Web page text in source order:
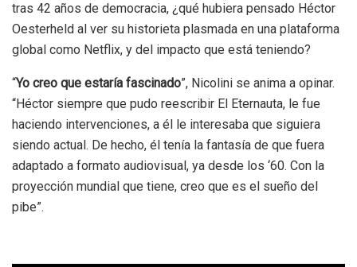
tras 42 años de democracia, ¿qué hubiera pensado Héctor
Oesterheld al ver su historieta plasmada en una plataforma
global como Netflix, y del impacto que está teniendo?
“Yo creo que estaría fascinado”, Nicolini se anima a opinar.
“Héctor siempre que pudo reescribir El Eternauta, le fue
haciendo intervenciones, a él le interesaba que siguiera
siendo actual. De hecho, él tenía la fantasía de que fuera
adaptado a formato audiovisual, ya desde los ‘60. Con la
proyección mundial que tiene, creo que es el sueño del
pibe”.